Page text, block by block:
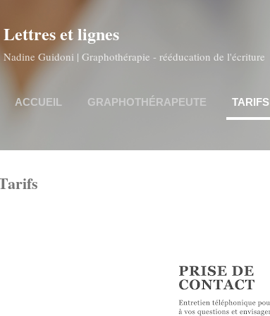
Lettres et lignes
Nadine Guidoni | Graphothérapie - rééducation de l'écriture
ACCUEIL GRAPHOTHÉRAPEUTE TARIFS